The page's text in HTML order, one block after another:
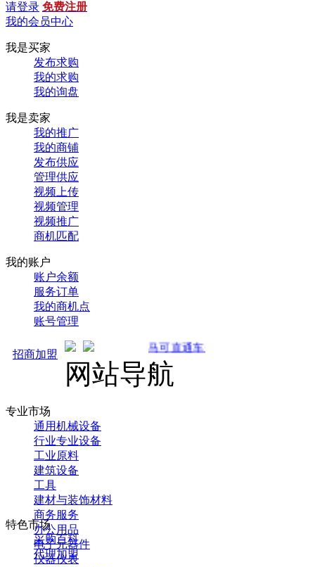
请登录 免费注册
我的会员中心
我是买家
发布求购
我的求购
我的询盘
我是卖家
我的推广
我的商铺
发布供应
管理供应
视频上传
视频管理
视频推广
商机匹配
我的账户
账户余额
服务订单
我的商机点
账号管理
招商加盟
马可直通车开启预售！全新推广 强势来
网站导航
专业市场
通用机械设备
行业专业设备
工业原料
建筑设备
工具
建材与装饰材料
商务服务
办公用品
电子元器件
仪器仪表
特色市场
采购百科
代理加盟